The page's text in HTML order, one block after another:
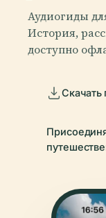
Аудиогиды
История,
доступно